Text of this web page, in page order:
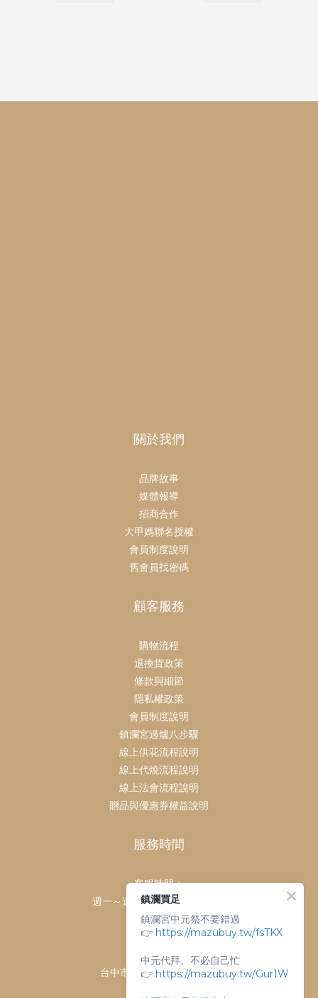
關於我們
品牌故事
媒體報導
招商合作
大甲媽聯名授權
會員制度說明
舊會員找密碼
顧客服務
購物流程
退換貨政策
條款與細節
隱私權政策
會員制度說明
鎮瀾宮過爐八步驟
線上供花流程說明
線上代燒流程說明
線上法會流程說明
贈品與優惠券權益說明
服務時間
客服時間：
週一～週日 上午9點～下午6點
客服電話：
04-26763688
門市地址：
台中市大甲區順天路238號
鎮瀾買足
鎮瀾宮中元祭不要錯過
👉 https://mazubuy.tw/fsTKX
中元代拜、不必自己忙
👉 https://mazubuy.tw/Gur1W